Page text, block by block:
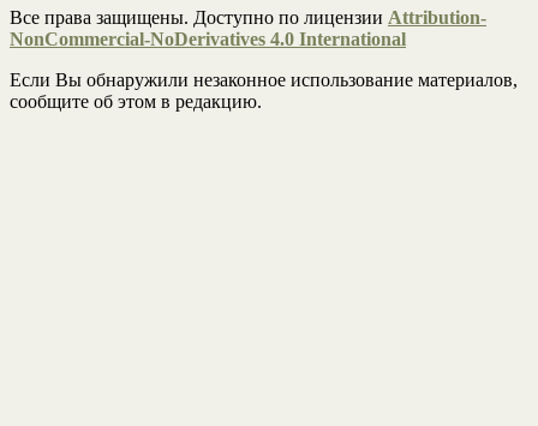
Все права защищены. Доступно по лицензии Attribution-
NonCommercial-NoDerivatives 4.0 International
Если Вы обнаружили незаконное использование материалов,
сообщите об этом в редакцию.